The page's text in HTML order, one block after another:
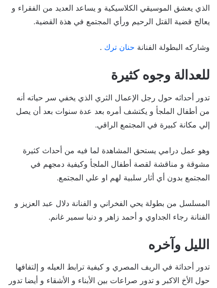
الذي يعشق الموسيقي الكلاسيكية و يساعد العديد من الفقراء و
يعالج قضية القتل الرحيم ورأي المجتمع في هذة القضية.
وشاركه البطولة الفنانة حنان ترك .
للعدالة وجوه كثيرة
تدور أحداثه حول رجل الإعمال الثري الذي يخفي سر حياته أنه
من أطفال الملجأ و يكتشف أمره بعد عدة سنوات بعد أن يصل
إلي مكانة كبيرة في المجتمع الراقي.
وهو عمل درامي يستحق المشاهدة لما فيه من أحداث كثيرة
مشوقة و مناقشة لقصة أطفال الملجأ وكيفية دمجهم في
المجتمع بدون أي أثار سلبية لهم او علي المجتمع.
المسلسل من بطولة يحي الفخراني و الفنانة دلال عبد العزيز و
الفنانة رجاء الجداوي و أحمد زاهر و دنيا سمير غانم.
الليل وآخره
تدور أحداثة في الريف المصري و كيفية ترابط العيله و إلتفافها
حول الأخ الاكبر و تدور صراعات بين الأبناء و الأشقاء و أيضا تدور